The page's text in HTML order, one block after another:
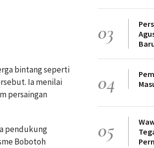
bintang seperti
Ia menilai
persaingan
pendukung
Bobotoh
03
04
05